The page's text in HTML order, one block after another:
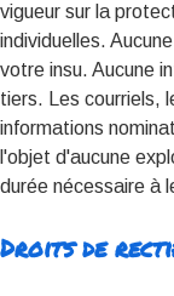
vigueur sur la
individuelles.
votre insu. Aucune
tiers. Les courriels,
informations
l'objet d'aucune
durée nécessaire à
Droits de